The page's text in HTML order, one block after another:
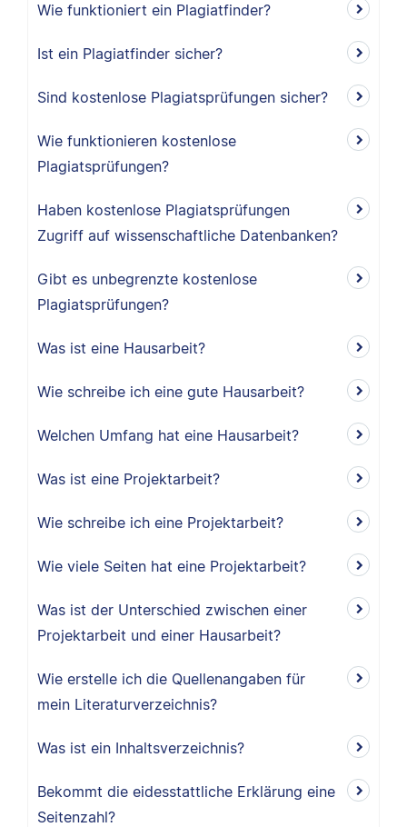
Wie funktioniert ein Plagiatfinder?
Ist ein Plagiatfinder sicher?
Sind kostenlose Plagiatsprüfungen sicher?
Wie funktionieren kostenlose
Plagiatsprüfungen?
Haben kostenlose Plagiatsprüfungen
Zugriff auf wissenschaftliche Datenbanken?
Gibt es unbegrenzte kostenlose
Plagiatsprüfungen?
Was ist eine Hausarbeit?
Wie schreibe ich eine gute Hausarbeit?
Welchen Umfang hat eine Hausarbeit?
Was ist eine Projektarbeit?
Wie schreibe ich eine Projektarbeit?
Wie viele Seiten hat eine Projektarbeit?
Was ist der Unterschied zwischen einer
Projektarbeit und einer Hausarbeit?
Wie erstelle ich die Quellenangaben für
mein Literaturverzeichnis?
Was ist ein Inhaltsverzeichnis?
Bekommt die eidesstattliche Erklärung eine
Seitenzahl?